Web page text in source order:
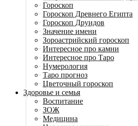
Гороскоп
Гороскоп Древнего Египта
Гороскоп Друидов
Значение имени
Зороастрийский гороскоп
Интересное про камни
Интересное про Таро
Нумерология
Таро прогноз
Цветочный гороскоп
Здоровье и семья
Воспитание
ЗОЖ
Медицина